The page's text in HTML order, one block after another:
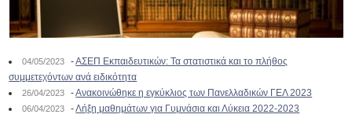
04/05/2023 -ΑΣΕΠ Εκπαιδευτικών: Τα στατιστικά και το πλήθος
συμμετεχόντων ανά ειδικότητα
26/04/2023 -Ανακοινώθηκε η εγκύκλιος των Πανελλαδικών ΓΕΛ 2023
06/04/2023 -Λήξη μαθημάτων για Γυμνάσια και Λύκεια 2022-2023